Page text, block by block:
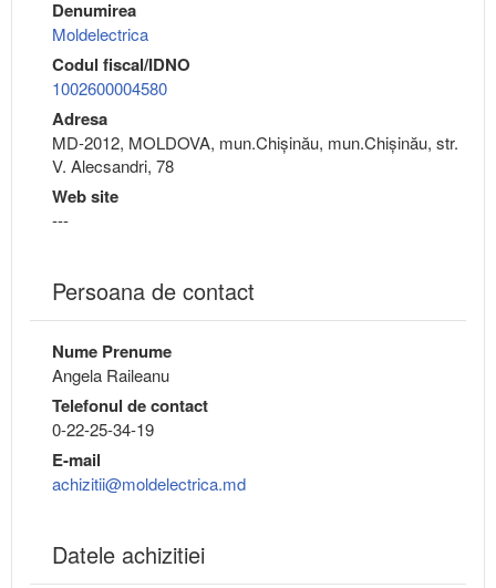
Denumirea
Moldelectrica
Codul fiscal/IDNO
1002600004580
Adresa
MD-2012, MOLDOVA, mun.Chişinău, mun.Chişinău, str.
V. Alecsandri, 78
Web site
---
Persoana de contact
Nume Prenume
Angela Raileanu
Telefonul de contact
0-22-25-34-19
E-mail
achizitii@moldelectrica.md
Datele achizitiei